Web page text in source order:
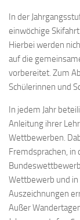
In der
einwöchige
Hierbei werden
auf die
vorbereitet. Zum
Schülerinnen und
In jedem Jahr
Anleitung ihrer
Wettbewerben.
Fremdsprachen,
Wettbewerb und
Auszeichnungen
Außer